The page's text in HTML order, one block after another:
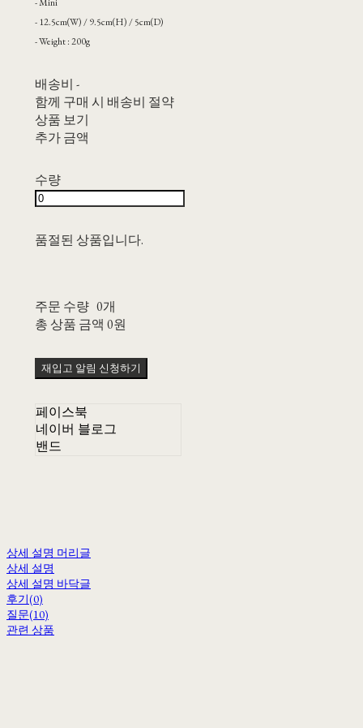
- 12.5cm(W) / 9.5cm(H) / 5cm(D)
- Weight : 200g
배송비 -
함께 구매 시 배송비 절약
상품 보기
추가 금액
수량
품절된 상품입니다.
주문 수량 0개
총 상품 금액 0원
재입고 알림 신청하기
페이스북
네이버 블로그
밴드
상세 설명 머리글
상세 설명
상세 설명 바닥글
후기(0)
질문(10)
관련 상품